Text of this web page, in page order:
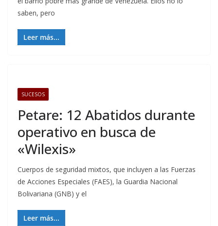
saben, pero
Leer más...
SUCESOS
Petare: 12 Abatidos durante
operativo en busca de
«Wilexis»
Cuerpos de seguridad mixtos, que incluyen a las Fuerzas
de Acciones Especiales (FAES), la Guardia Nacional
Bolivariana (GNB) y el
Leer más...